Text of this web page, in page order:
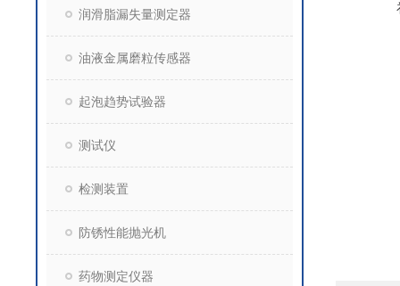
润滑脂漏失量测定器
油液金属磨粒传感器
起泡趋势试验器
测试仪
检测装置
防锈性能抛光机
药物测定仪器